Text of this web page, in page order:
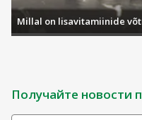
Millal on lisavitamiinide
Получайте новости